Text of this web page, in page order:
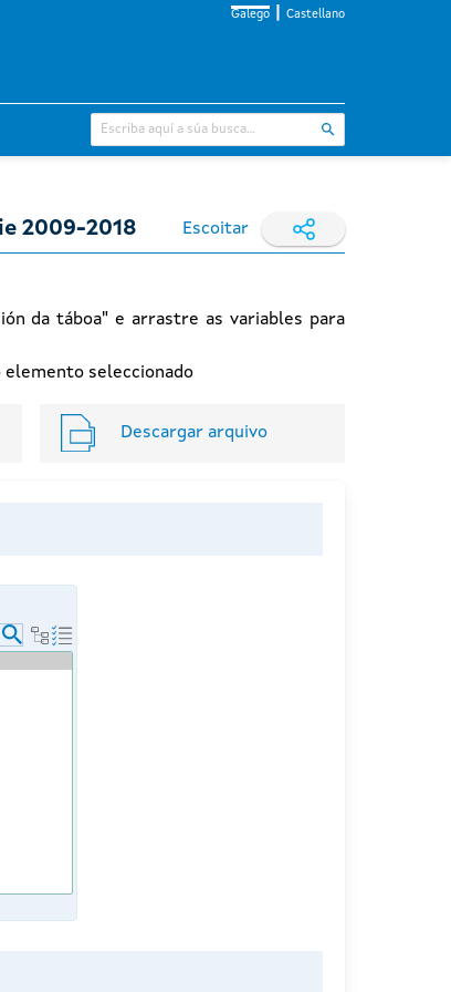
Galego Castellano
2009-2018 Escoitar
da táboa" e arrastre as variables para
elemento seleccionado
Descargar arquivo